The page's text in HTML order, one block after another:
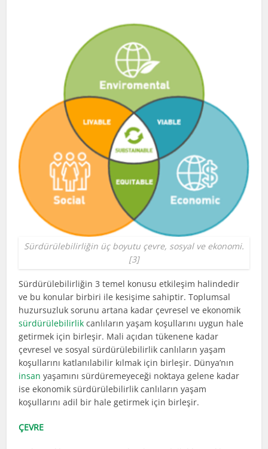
Sürdürülebilirliğin üç boyutu çevre, sosyal ve ekonomi.
[3]
Sürdürülebilirliğin 3 temel konusu etkileşim halindedir
ve bu konular birbiri ile kesişime sahiptir. Toplumsal
huzursuzluk sorunu artana kadar çevresel ve ekonomik
sürdürülebilirlik canlıların yaşam koşullarını uygun hale
getirmek için birleşir. Mali açıdan tükenene kadar
çevresel ve sosyal sürdürülebilirlik canlıların yaşam
koşullarını katlanılabilir kılmak için birleşir. Dünya’nın
insan yaşamını sürdüremeyeceği noktaya gelene kadar
ise ekonomik sürdürülebilirlik canlıların yaşam
koşullarını adil bir hale getirmek için birleşir.
ÇEVRE